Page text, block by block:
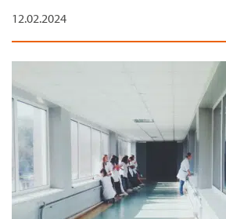
12.02.2024